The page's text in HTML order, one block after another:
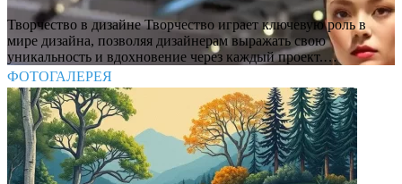
Творчество в дизайне Творчество играет ключевую роль в
мире дизайна, позволяя дизайнерам выражать свою
уникальность и вдохновение через каждый проект.…
ФОТОГАЛЕРЕЯ